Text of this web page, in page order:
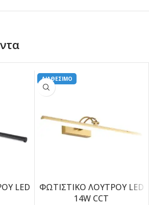
LED
ΔΙΑΘΕΣΙΜΟ
ΦΩΤΙΣΤΙΚΟ ΛΟΥΤΡΟΥ LED
14W CCT